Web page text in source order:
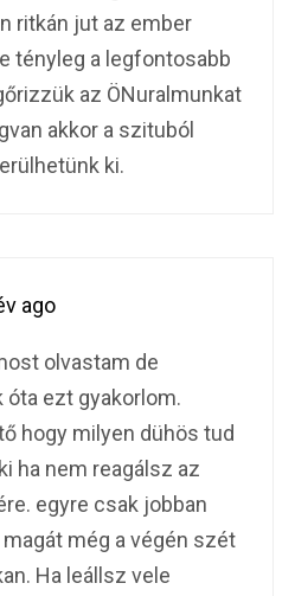
ritkán jut az ember
tényleg a legfontosabb
az ÖNuralmunkat
akkor a szituból
ki.
ago
olvastam de
óta ezt gyakorlom.
hogy milyen dühös tud
ha nem reagálsz az
egyre csak jobban
még a végén szét
Ha leállsz vele